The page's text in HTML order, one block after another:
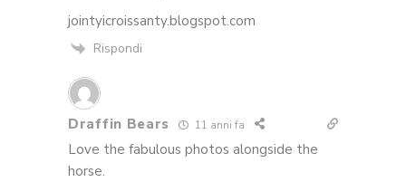
jointyicroissanty.blogspot.com
Rispondi
Draffin Bears 11 anni fa
Love the fabulous photos alongside the
horse.